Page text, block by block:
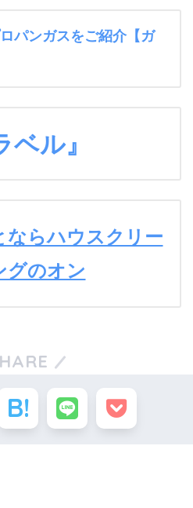
パンガスをご紹介【ガ
ベル』
ならハウスクリー
グのオン